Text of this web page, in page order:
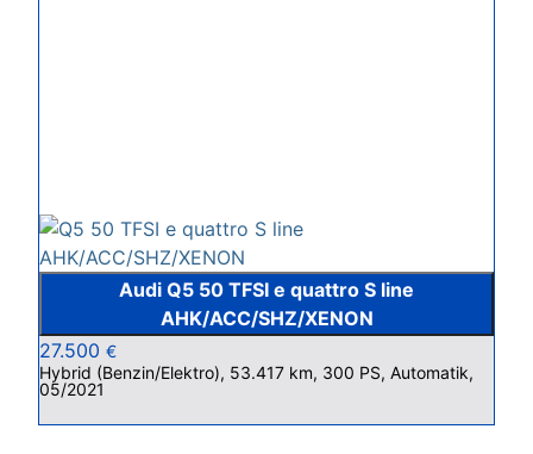
Audi Q5 50 TFSI e quattro S line
AHK/ACC/SHZ/XENON
27.500 €
Hybrid (Benzin/Elektro), 53.417 km, 300 PS, Automatik,
05/2021